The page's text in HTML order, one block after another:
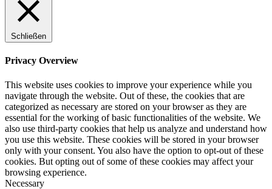
Schließen
Privacy Overview
This website uses cookies to improve your experience while you
navigate through the website. Out of these, the cookies that are
categorized as necessary are stored on your browser as they are
essential for the working of basic functionalities of the website. We
also use third-party cookies that help us analyze and understand how
you use this website. These cookies will be stored in your browser
only with your consent. You also have the option to opt-out of these
cookies. But opting out of some of these cookies may affect your
browsing experience.
Necessary